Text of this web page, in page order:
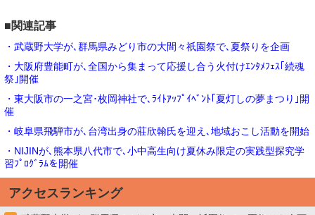
■関連記事
・武蔵野大学が､群馬県みどり市の大間々祇園祭で､夏祭りを企画
・大阪府豊能町が､全国から集まって応援し合う火付けｴﾝﾀﾒﾌｪｽ｢続魂
祭｣開催
・東大阪市の一之宮･枚岡神社で､ﾗｲﾄｱｯﾌﾟｲﾍﾞﾝﾄ｢夏灯しの夢まつり｣開
催
・岐阜県飛騨市が､台湾出身の莊欣翰氏を迎え､地域おこし活動を開始
・NIJINが､熊本県八代市で､小中高生向け夏休み限定の実践型探究学
習ﾌﾟﾛｸﾞﾗﾑを開催
アクセスランキング